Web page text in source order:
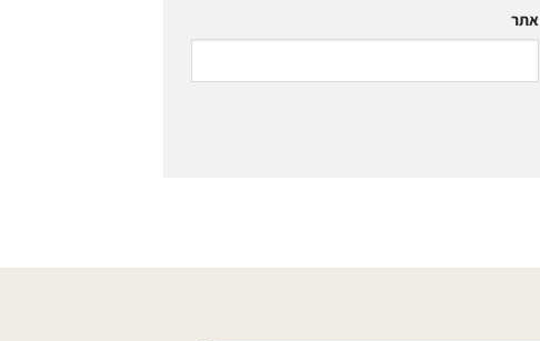
אתר